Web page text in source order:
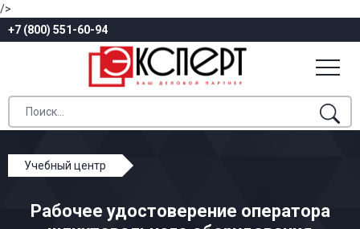
/>
+7 (800) 551-60-94
Учебный центр
Общие профессии производства текстиля
Рабочее удостоверение оператора